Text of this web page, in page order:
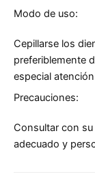
Modo de uso:
Cepillarse los
preferiblemente
especial
Precauciones:
Consultar con
adecuado y